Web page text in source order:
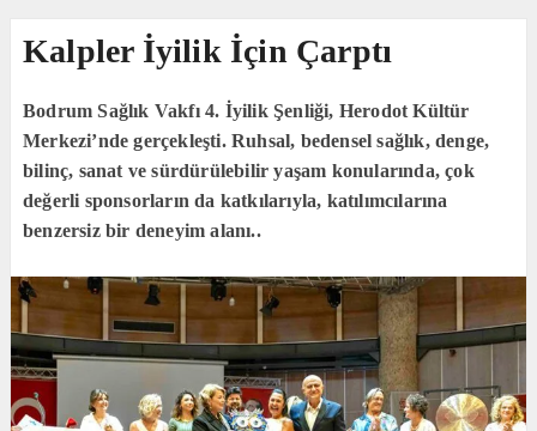
Kalpler İyilik İçin Çarptı
Bodrum Sağlık Vakfı 4. İyilik Şenliği, Herodot Kültür
Merkezi’nde gerçekleşti. Ruhsal, bedensel sağlık, denge,
bilinç, sanat ve sürdürülebilir yaşam konularında, çok
değerli sponsorların da katkılarıyla, katılımcılarına
benzersiz bir deneyim alanı..